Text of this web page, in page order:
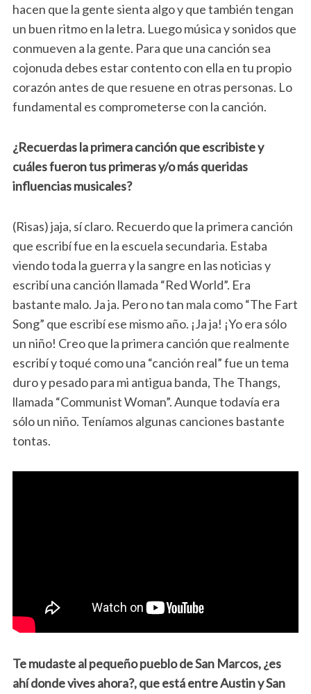
hacen que la gente sienta algo y que también tengan
un buen ritmo en la letra. Luego música y sonidos que
conmueven a la gente. Para que una canción sea
cojonuda debes estar contento con ella en tu propio
corazón antes de que resuene en otras personas. Lo
fundamental es comprometerse con la canción.
¿Recuerdas la primera canción que escribiste y
cuáles fueron tus primeras y/o más queridas
influencias musicales?
(Risas) jaja, sí claro. Recuerdo que la primera canción
que escribí fue en la escuela secundaria. Estaba
viendo toda la guerra y la sangre en las noticias y
escribí una canción llamada “Red World”. Era
bastante malo. Ja ja. Pero no tan mala como “The Fart
Song” que escribí ese mismo año. ¡Ja ja! ¡Yo era sólo
un niño! Creo que la primera canción que realmente
escribí y toqué como una “canción real” fue un tema
duro y pesado para mi antigua banda, The Thangs,
llamada “Communist Woman”. Aunque todavía era
sólo un niño. Teníamos algunas canciones bastante
tontas.
Te mudaste al pequeño pueblo de San Marcos, ¿es
ahí donde vives ahora?, que está entre Austin y San